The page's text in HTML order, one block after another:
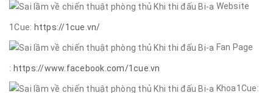
Website
1Cue: https://1cue.vn/
Fan Page
: https://www.facebook.com/1cue.vn
Khoa1Cue: